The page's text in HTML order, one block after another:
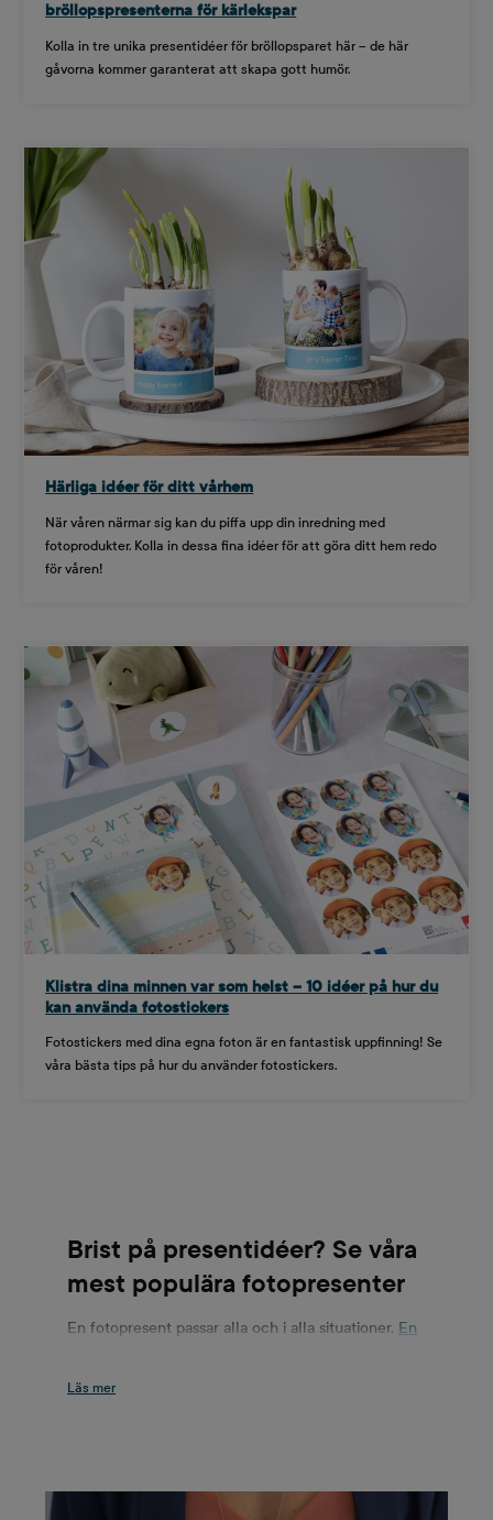
bröllopspresenterna för kärlekspar
Kolla in tre unika presentidéer för bröllopsparet här – de här
gåvorna kommer garanterat att skapa gott humör.
Härliga idéer för ditt vårhem
När våren närmar sig kan du piffa upp din inredning med
fotoprodukter. Kolla in dessa fina idéer för att göra ditt hem redo
för våren!
Klistra dina minnen var som helst – 10 idéer på hur du
kan använda fotostickers
Fotostickers med dina egna foton är en fantastisk uppfinning! Se
våra bästa tips på hur du använder fotostickers.
Brist på presentidéer? Se våra
mest populära fotopresenter
En fotopresent passar alla och i alla situationer. En
ditt eget foto berättar för mottagaren att du